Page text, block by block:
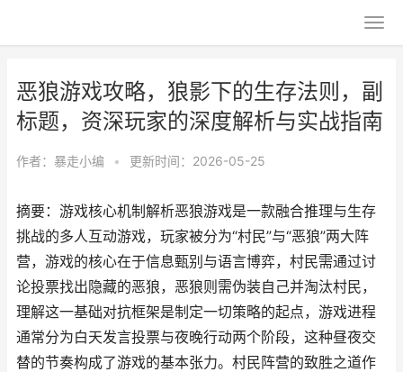
恶狼游戏攻略，狼影下的生存法则，副
标题，资深玩家的深度解析与实战指南
作者： 暴走小编 • 更新时间：2026-05-25
摘要：游戏核心机制解析恶狼游戏是一款融合推理与生存
挑战的多人互动游戏，玩家被分为“村民”与“恶狼”两大阵
营，游戏的核心在于信息甄别与语言博弈，村民需通过讨
论投票找出隐藏的恶狼，恶狼则需伪装自己并淘汰村民，
理解这一基础对抗框架是制定一切策略的起点，游戏进程
通常分为白天发言投票与夜晚行动两个阶段，这种昼夜交
替的节奏构成了游戏的基本张力。村民阵营的致胜之道作